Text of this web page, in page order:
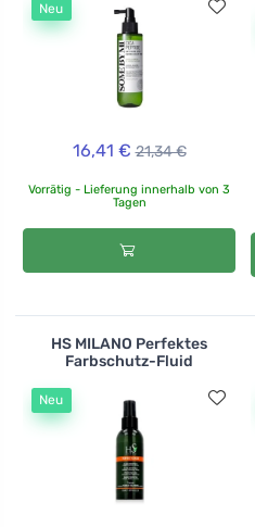
Neu
16,41 € 21,34 €
Vorrätig - Lieferung innerhalb von 3
Tagen
HS MILANO Perfektes
Farbschutz-Fluid
Neu